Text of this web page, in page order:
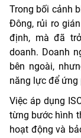
Trong bối cảnh
Đông, rủi ro
định, mà đã
doanh. Doanh
bên ngoài,
năng lực để ứng
Việc áp dụng
từng bước hình
hoạt động và